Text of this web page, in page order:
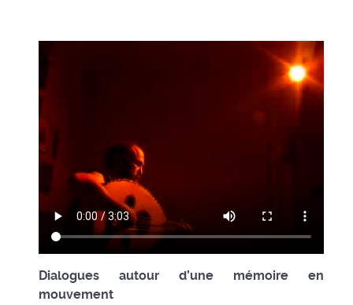
Dialogues autour d’une mémoire en
mouvement